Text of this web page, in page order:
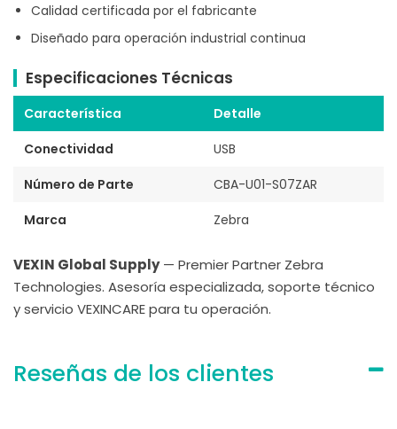
Calidad certificada por el fabricante
Diseñado para operación industrial continua
Especificaciones Técnicas
Característica
Detalle
Conectividad
USB
Número de Parte
CBA-U01-S07ZAR
Marca
Zebra
VEXIN Global Supply— Premier Partner Zebra
Technologies. Asesoría especializada, soporte técnico
y servicio VEXINCARE para tu operación.
Reseñas de los clientes